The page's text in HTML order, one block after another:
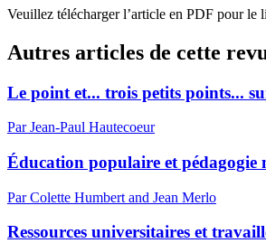
Veuillez télécharger l’article en PDF pour le
Autres articles de cette
Le point et... trois petits points...
Par Jean-Paul Hautecoeur
Éducation populaire et pédagogie
Par Colette Humbert and Jean Merlo
Ressources universitaires et